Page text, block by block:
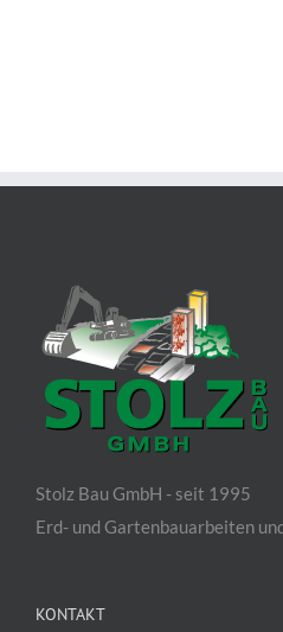
Stolz Bau GmbH - seit 1995
Erd- und Gartenbauarbeiten
KONTAKT